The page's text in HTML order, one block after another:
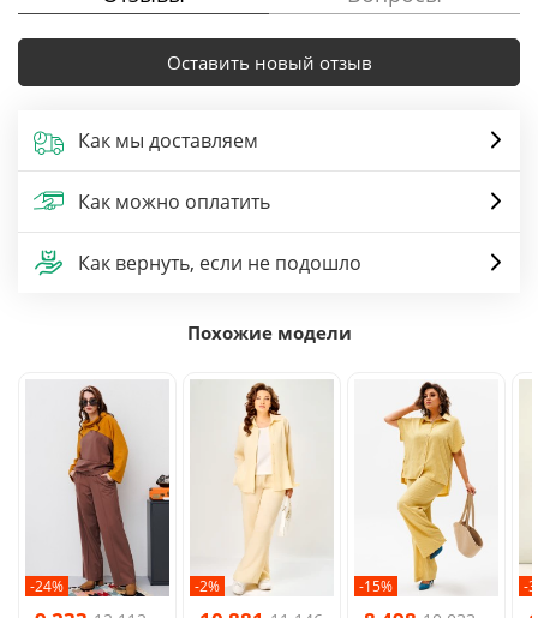
Оставить новый отзыв
Как мы доставляем
Как можно оплатить
Как вернуть, если не подошло
Похожие модели
-24% -2% -15% -